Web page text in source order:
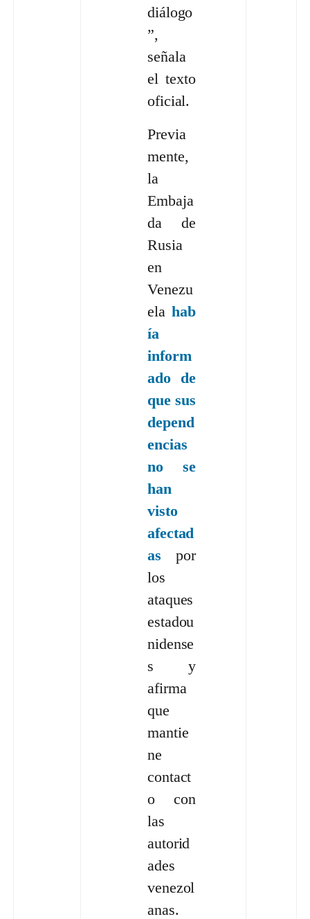
diálogo
”,
señala
el texto
oficial.
Previa
mente,
la
Embaja
da de
Rusia
en
Venezu
elahab
ía
inform
ado de
que sus
depend
encias
no se
han
visto
afectad
as por
los
ataques
estadou
nidense
s y
afirma
que
mantie
ne
contact
o con
las
autorid
ades
venezol
anas.